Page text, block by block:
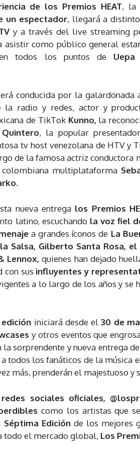
de los Premios HEAT, la
un espectador, llegará a
y a través del live streaming
asistir como público general
todos los puntos de Uepa
conducida por la
la radio y redes, actor y
de TikTok Kunno, la
, la popular
tv host venezolana de HTV y
de la famosa actriz conductora
multiplataforma
nueva entrega los Premios
latino, escuchandola voz fiel
a grandes íconos de La
Salsa, Gilberto Santa Rosa,
Lennox, quienes han dejado
con sus influyentes y
a lo largo de los años y se
iniciará desde el30 de
y otros eventos que
la sorprendente y nueva entrega de
todos los fanáticos de la música
más, prenderán el majestuoso y
redes sociales oficiales,
como los artistas que
Séptima Edición de los mejores
todo el mercado global, Los